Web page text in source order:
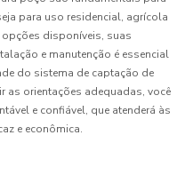
para uso residencial, agrícola
disponíveis, suas
e manutenção é essencial
do sistema de captação de
as orientações adequadas, você
e confiável, que atenderá às
e econômica.